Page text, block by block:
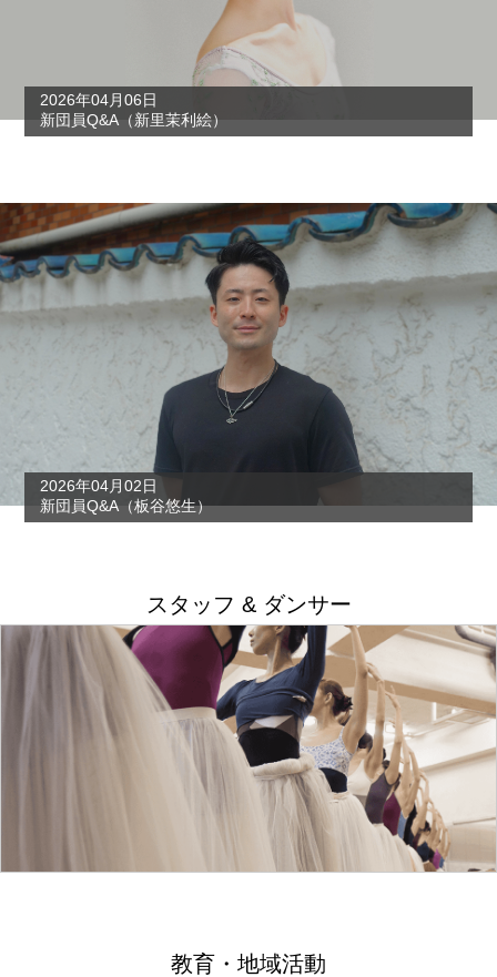
2026年04月06日
新団員Q&A（新里茉利絵）
2026年04月02日
新団員Q&A（板谷悠生）
スタッフ & ダンサー
教育・地域活動